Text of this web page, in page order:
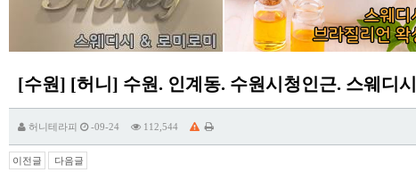
[수원] [허니] 수원. 인계동. 수원시청인근. 스웨디
허니테라피 -09-24 112,544
이전글 다음글